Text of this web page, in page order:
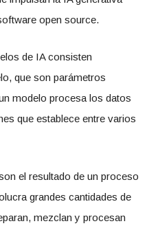
open source.
de IA consisten
que son parámetros
modelo procesa los datos
que establece entre varios
el resultado de un proceso
grandes cantidades de
mezclan y procesan